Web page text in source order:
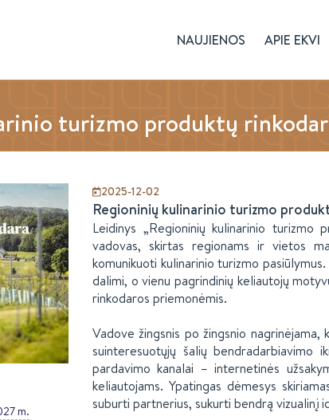
NAUJIENOS APIE EKVI
turizmo produktų
m.
2025-12-02
Regioninių kulinarinio turizmo
Leidinys „Regioninių kulinarinio
vadovas, skirtas regionams ir vietos
komunikuoti kulinarinio turizmo
dalimi, o vienu pagrindinių keliautojų
rinkodaros priemonėmis.
Vadove žingsnis po žingsnio
suinteresuotųjų šalių
pardavimo kanalai – internetinės
keliautojams. Ypatingas dėmesys
suburti partnerius, sukurti bendrą vizualinį